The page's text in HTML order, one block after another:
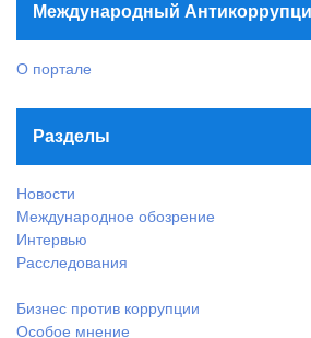
Международный
О портале
Разделы
Новости
Международное обозрение
Интервью
Расследования
Бизнес против коррупции
Особое мнение